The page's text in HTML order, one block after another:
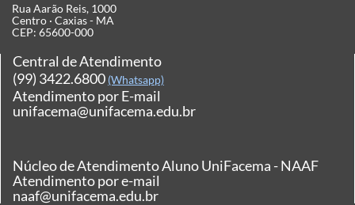
Rua Aarão Reis, 1000
Centro · Caxias - MA
CEP: 65600-000
Central de Atendimento
(99) 3422.6800 (Whatsapp)
Atendimento por E-mail
unifacema@unifacema.edu.br
Núcleo de Atendimento Aluno UniFacema - NAAF
Atendimento por e-mail
naaf@unifacema.edu.br